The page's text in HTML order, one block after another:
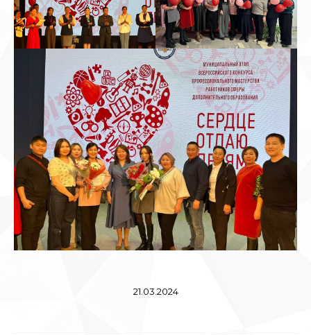
21.03.2024